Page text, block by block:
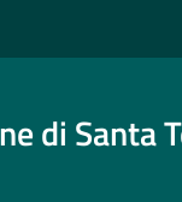
di Santa